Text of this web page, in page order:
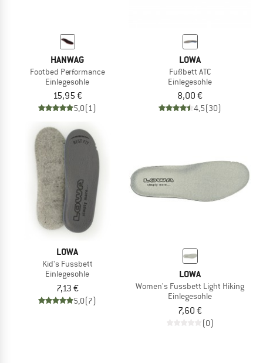
HANWAG
Footbed Performance
Einlegesohle
15,95 €
5,0(1)
LOWA
Fußbett ATC
Einlegesohle
8,00 €
4,5(30)
LOWA
Kid's Fussbett
Einlegesohle
7,13 €
5,0(7)
LOWA
Women's Fussbett Light Hiking
Einlegesohle
7,60 €
(0)